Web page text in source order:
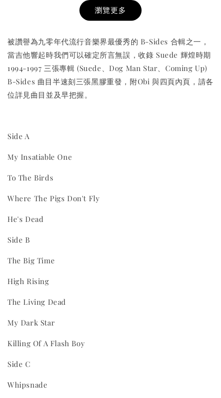
THT 九週年紀念 T-shirt
NT$ 580
瀏覽更多
被讚譽為九零年代流行音樂界最優秀的 B-Sides 合輯之一，
當吉他響起時我們可以確定所言無誤，收錄 Suede 輝煌時期
1994-1997 三張專輯 (Suede、Dog Man Star、Coming Up)
B-Sides 曲目半速刻三張黑膠重發，附Obi 與四頁內頁，請各
位詳見曲目並及早把握。
Side A
My Insatiable One
To The Birds
Where The Pigs Don't Fly
He's Dead
Side B
The Big Time
High Rising
The Living Dead
My Dark Star
Killing Of A Flash Boy
Side C
Whipsnade